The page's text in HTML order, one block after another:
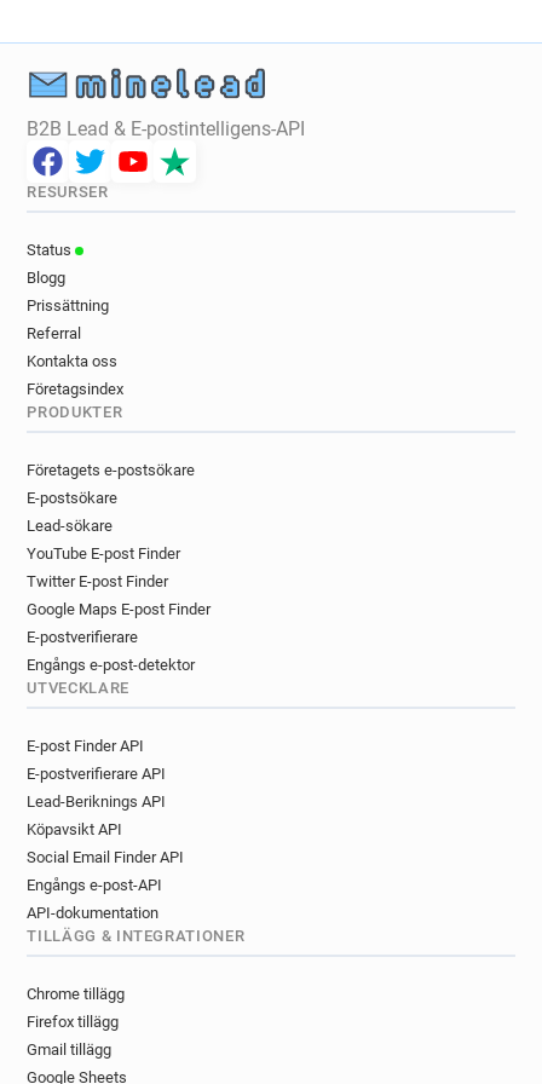
B2B Lead & E-postintelligens-API
RESURSER
Status
Blogg
Prissättning
Referral
Kontakta oss
Företagsindex
PRODUKTER
Företagets e-postsökare
E-postsökare
Lead-sökare
YouTube E-post Finder
Twitter E-post Finder
Google Maps E-post Finder
E-postverifierare
Engångs e-post-detektor
UTVECKLARE
E-post Finder API
E-postverifierare API
Lead-Beriknings API
Köpavsikt API
Social Email Finder API
Engångs e-post-API
API-dokumentation
TILLÄGG & INTEGRATIONER
Chrome tillägg
Firefox tillägg
Gmail tillägg
Google Sheets